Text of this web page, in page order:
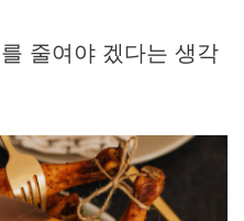
줄여야 겠다는 생각